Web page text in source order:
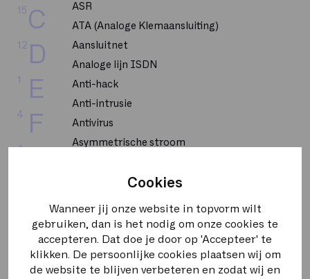
Cookies
Wanneer jij onze website in topvorm wilt
gebruiken, dan is het nodig om onze cookies te
accepteren. Dat doe je door op 'Accepteer' te
klikken. De persoonlijke cookies plaatsen wij om
de website te blijven verbeteren en zodat wij en
C
15
D
12
E
1
F
4
4
I
K
ASR
ATA (Analoge Klemaansluiting)
Aansluitnet
Analoge lijn ISDN
Anti-hack
Anti-intrusie
Antivirus
Asymmetrische stroom
BRI
BUMA STEMRA
Backbone
Bandbreedte